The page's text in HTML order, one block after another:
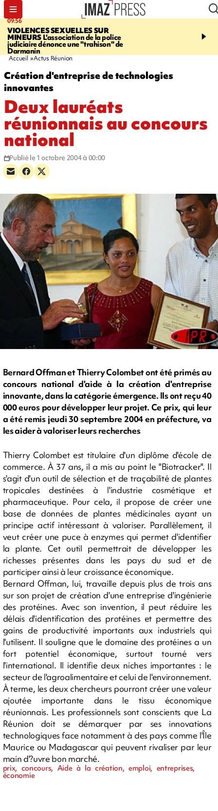
09:56
VIOLENCES SEXUELLES SUR
MINEURS L'association de la police
judiciaire dénonce une "trahison" de
Darmanin
12:19
grièvement blessé à
Accueil Actus Réunion
Création d'entreprise de technologies
innovantes
Deux lauréats
réunionnais au concours
national
Publié le 1 octobre 2004 à 00:00
Bernard Offman et Thierry Colombet ont été primés au
concours national d'aide à la création d'entreprise
innovante, dans la catégorie émergence. Ils ont reçu 40
000 euros pour développer leur projet. Ce prix, qui leur
a été remis jeudi 30 septembre 2004 en préfecture, va
les aider à valoriser leurs recherches
Thierry Colombet est titulaire d'un diplôme d'école de
commerce. À 37 ans, il a mis au point le "Biotracker". Il
s'agit d'un outil de sélection et de traçabilité de plantes
tropicales destinées à l'industrie cosmétique et
pharmaceutique. Pour cela, il propose de créer une
base de données de plantes médicinales ayant un
principe actif intéressant à valoriser. Parallèlement, il
veut créer une puce à enzymes qui permet d'identifier
la plante. Cet outil permettrait de développer les
richesses présentes dans les pays du sud et de
participer ainsi à leur croissance économique.
Bernard Offman, lui, travaille depuis plus de trois ans
sur son projet de création d'une entreprise d'ingénierie
des protéines. Avec son invention, il peut réduire les
délais d'identification des protéines et permettre des
gains de productivité importants aux industriels qui
l'utilisent. Il souligne que le domaine des protéines a un
fort potentiel économique, surtout tourné vers
l'international. Il identifie deux niches importantes : le
secteur de l'agroalimentaire et celui de l'environnement.
À terme, les deux chercheurs pourront créer une valeur
ajoutée importante dans le tissu économique
réunionnais. Les professionnels sont conscients que La
Réunion doit se démarquer par ses innovations
technologiques face notamment à des pays comme l'Île
Maurice ou Madagascar qui peuvent rivaliser par leur
main d'?uvre bon marché.
prix, concours, Aide à la création, emploi, entreprises,
économie